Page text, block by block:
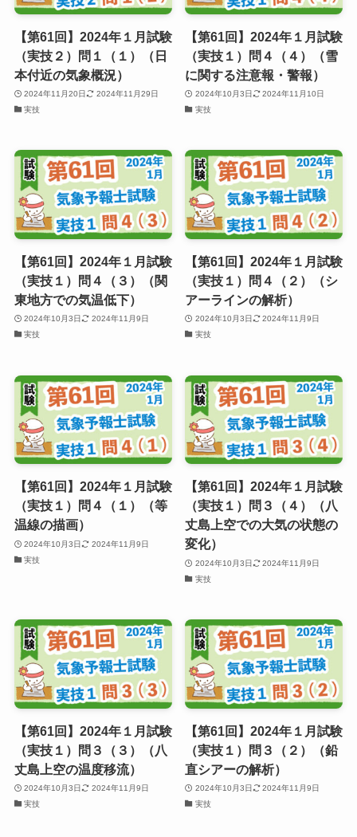
【第61回】2024年１月試験
（実技２）問１（１）（日
本付近の気象概況）
2024年11月20日
2024年11月29日
実技
【第61回】2024年１月試験
（実技１）問４（４）（雪
に関する注意報・警報）
2024年10月3日
2024年11月10日
実技
【第61回】2024年１月試験
（実技１）問４（３）（関
東地方での気温低下）
2024年10月3日
2024年11月9日
実技
【第61回】2024年１月試験
（実技１）問４（２）（シ
アーラインの解析）
2024年10月3日
2024年11月9日
実技
【第61回】2024年１月試験
（実技１）問４（１）（等
温線の描画）
2024年10月3日
2024年11月9日
実技
【第61回】2024年１月試験
（実技１）問３（４）（八
丈島上空での大気の状態の
変化）
2024年10月3日
2024年11月9日
実技
【第61回】2024年１月試験
（実技１）問３（３）（八
丈島上空の温度移流）
2024年10月3日
2024年11月9日
実技
【第61回】2024年１月試験
（実技１）問３（２）（鉛
直シアーの解析）
2024年10月3日
2024年11月9日
実技